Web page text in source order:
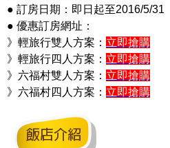
● 訂房日期：即日起至2016/5/31
● 優惠訂房網址：
》輕旅行雙人方案： 立即搶購
》輕旅行四人方案： 立即搶購
》六福村雙人方案： 立即搶購
》六福村四人方案： 立即搶購